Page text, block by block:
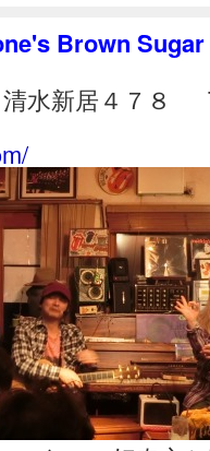
Brown Sugar
清水新居４７８